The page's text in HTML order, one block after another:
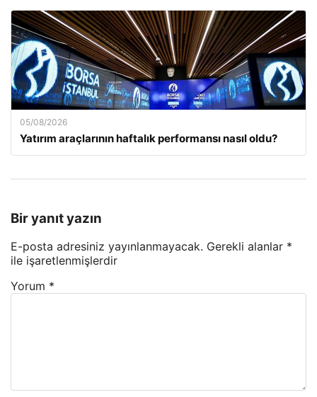
05/08/2026
Yatırım araçlarının haftalık performansı nasıl oldu?
Bir yanıt yazın
E-posta adresiniz yayınlanmayacak. Gerekli alanlar *
ile işaretlenmişlerdir
Yorum *